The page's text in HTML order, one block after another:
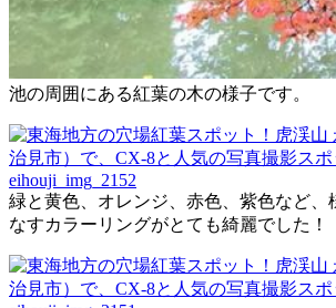
池の周囲にある紅葉の木の様子です。
緑と黄色、オレンジ、赤色、紫色など、
なすカラーリングがとても綺麗でした！